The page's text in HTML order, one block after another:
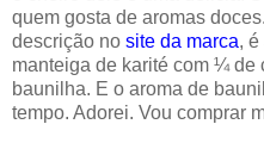
quem gosta de aromas
descrição no site da marca,
manteiga de karité com ¼ de
baunilha. E o aroma de
tempo. Adorei. Vou comprar